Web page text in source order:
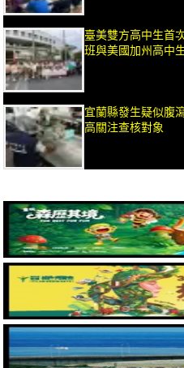
臺美雙方高中生首
班與美國加州高中
宜蘭縣發生疑似腹
高關注查核對象